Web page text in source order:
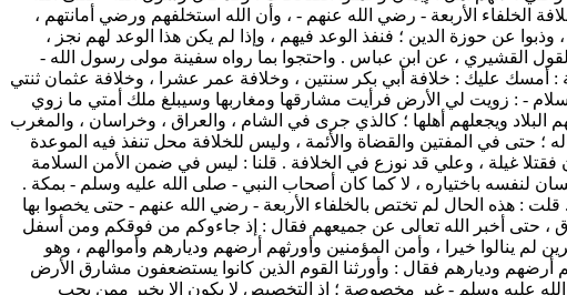
الخلفاء الأربعة - رضي الله عنهم - ، وأن الله استخلفهم ورضي أمانتهم ،
عن حوزة الدين ؛ فنفذ الوعد فيهم ، وإذا لم يكن هذا الوعد لهم نجز ،
القشيري ، عن ابن عباس . واحتجوا بما رواه سفينة مولى رسول الله -
عليك : خلافة أبي بكر سنتين ، وخلافة عمر عشرا ، وخلافة عثمان ثنتي
- : زويت لي الأرض فرأيت مشارقها ومغاربها وسيبلغ ملك أمتي ما زوي
ويجعلهم أهلها ؛ كالذي جرى في الشام ، والعراق ، وخراسان ، والمغرب
؛ حتى في المفتين والقضاة والأئمة ، وليس للخلافة محل تنفذ فيه الموعدة
فقتلا غيلة ، وعلي قد نوزع في الخلافة . قلنا : ليس في ضمن الأمن السلامة
باختياره ، لا كما كان أصحاب النبي - صلى الله عليه وسلم - بمكة .
قلت : هذه الحال لم تختص بالخلفاء الأربعة - رضي الله عنهم - حتى يخصوا بها
، حتى أخبر الله تعالى عن جميعهم فقال : إذ جاءوكم من فوقكم ومن أسفل
لم ينالوا خيرا ، وأمن المؤمنين وأورثهم أرضهم وديارهم وأموالهم ، وهو
أرضهم وديارهم فقال : وأورثنا القوم الذين كانوا يستضعفون مشارق الأرض
عليه وسلم - غير مخصوصة ؛ إذ التخصيص لا يكون إلا بخبر ممن يجب